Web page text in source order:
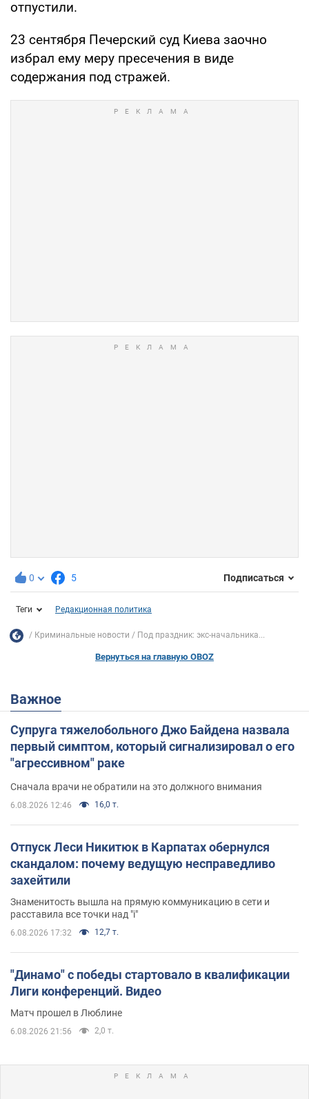
отпустили.
23 сентября Печерский суд Киева заочно
избрал ему меру пресечения в виде
содержания под стражей.
0 5 Подписаться
Теги Редакционная политика
Криминальные новости Под праздник: экс-начальника...
Вернуться на главную OBOZ
Важное
Супруга тяжелобольного Джо Байдена назвала
первый симптом, который сигнализировал о его
"агрессивном" раке
Сначала врачи не обратили на это должного внимания
6.08.2026 12:46 16,0 т.
Отпуск Леси Никитюк в Карпатах обернулся
скандалом: почему ведущую несправедливо
захейтили
Знаменитость вышла на прямую коммуникацию в сети и
расставила все точки над "i"
6.08.2026 17:32 12,7 т.
"Динамо" с победы стартовало в квалификации
Лиги конференций. Видео
Матч прошел в Люблине
6.08.2026 21:56 2,0 т.